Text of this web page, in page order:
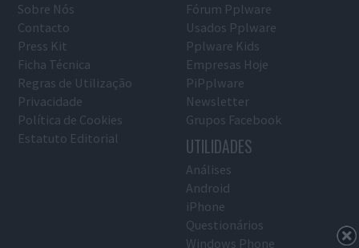
Sobre Nós
Contacto
Press Kit
Ficha Técnica
Regras de Utilização
Privacidade
Política de Cookies
Estatuto Editorial
Fórum Pplware
Usados Pplware
Pplware Kids
Empresas Hoje
PiPplware
Newsletter
Grupos Facebook
UTILIDADES
Análises
Android
iPhone
Questionários
Windows Phone